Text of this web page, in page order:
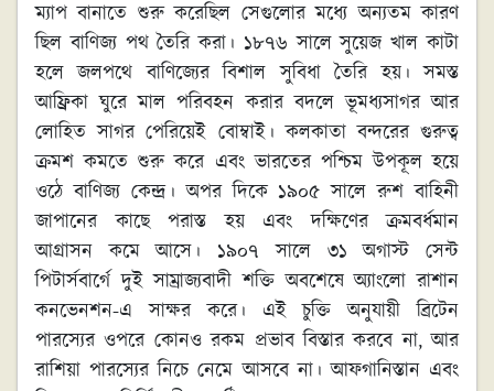
ম্যাপ বানাতে শুরু করেছিল সেগুলোর মধ্যে অন্যতম কারণ
ছিল বাণিজ্য পথ তৈরি করা। ১৮৭৬ সালে সুয়েজ খাল কাটা
হলে জলপথে বাণিজ্যের বিশাল সুবিধা তৈরি হয়। সমস্ত
আফ্রিকা ঘুরে মাল পরিবহন করার বদলে ভূমধ্যসাগর আর
লোহিত সাগর পেরিয়েই বোম্বাই। কলকাতা বন্দরের গুরুত্ব
ক্রমশ কমতে শুরু করে এবং ভারতের পশ্চিম উপকূল হয়ে
ওঠে বাণিজ্য কেন্দ্র। অপর দিকে ১৯০৫ সালে রুশ বাহিনী
জাপানের কাছে পরাস্ত হয় এবং দক্ষিণের ক্রমবর্ধমান
আগ্রাসন কমে আসে। ১৯০৭ সালে ৩১ অগাস্ট সেন্ট
পিটার্সবার্গে দুই সাম্রাজ্যবাদী শক্তি অবশেষে অ্যাংলো রাশান
কনভেনশন-এ সাক্ষর করে। এই চুক্তি অনুযায়ী ব্রিটেন
পারস্যের ওপরে কোনও রকম প্রভাব বিস্তার করবে না, আর
রাশিয়া পারস্যের নিচে নেমে আসবে না। আফগানিস্তান এবং